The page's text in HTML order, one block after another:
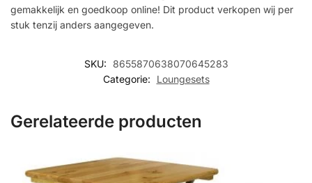
gemakkelijk en goedkoop online! Dit product verkopen wij per
stuk tenzij anders aangegeven.
SKU:
8655870638070645283
Categorie:
Loungesets
Gerelateerde producten